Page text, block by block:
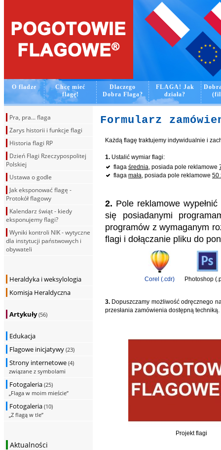
O fladze
Chcę mieć
flagę!
Dlaczego
Dobra Flaga?
FLAGA! Jak
działa?
Pra, pra... flaga
Zarys historii i funkcje flagi
Historia flagi RP
Dzień Flagi Rzeczypospolitej
Polskiej
Ustawa o godle
Jak eksponować flagę -
Protokół flagowy
Kalendarz świąt - kiedy
eksponujemy flagi?
Wyniki kontroli NIK - wytyczne
dla instytucji państwowych i
obywateli
Heraldyka i weksylologia
Komisja Heraldyczna
Artykuły (56)
Edukacja
Flagowe inicjatywy (23)
Strony internetowe (4)
związane z symbolami
Fotogaleria (25)
„Flaga w moim mieście”
Fotogaleria (10)
„Z flagą w tle”
Aktualności
Formularz
Każdą flagę traktujemy indywidualnie i
1. Ustalić wymiar flagi:
flaga średnia , posiada pole reklamowe
flaga mała , posiada pole reklamowe 50
2. Pole reklamowe
się posiadanymi
programów z wymaganym
flagi i dołączanie pliku do
Corel (.cdr) Photoshop
3. Dopuszczamy możliwość odręcznego
przesłania zamówienia dostępną techniką.
Projekt flagi